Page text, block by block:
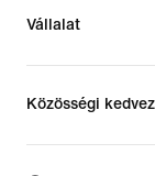
Vállalat
Közösségi